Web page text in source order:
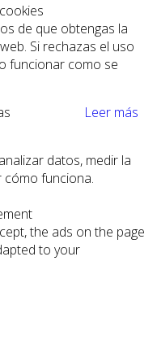
de que obtengas la
Si rechazas el uso
funcionar como se
Leer más
datos, medir la
cómo funciona.
the ads on the page
to your